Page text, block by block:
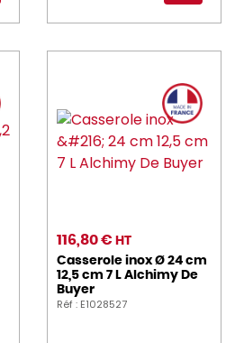
116,80 € HT
Casserole inox Ø 24 cm
12,5 cm 7 L Alchimy De
Buyer
Réf : E1028527